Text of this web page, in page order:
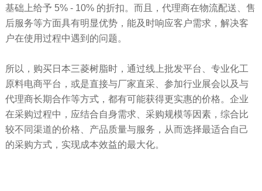
基础上给予 5% - 10% 的折扣。而且，代理商在物流配送、售
后服务等方面具有明显优势，能及时响应客户需求，解决客
户在使用过程中遇到的问题。
所以，购买日本三菱树脂时，通过线上批发平台、专业化工
原料电商平台，或是直接与厂家直采、参加行业展会以及与
代理商长期合作等方式，都有可能获得更实惠的价格。企业
在采购过程中，应结合自身需求、采购规模等因素，综合比
较不同渠道的价格、产品质量与服务，从而选择最适合自己
的采购方式，实现成本效益的最大化。